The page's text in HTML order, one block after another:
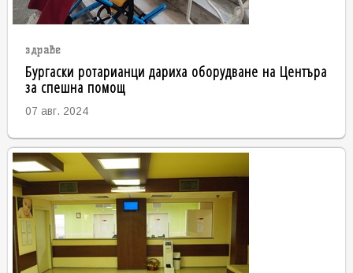
здраве
Бургаски ротарианци дариха оборудване на Центъра
за спешна помощ
07 авг. 2024